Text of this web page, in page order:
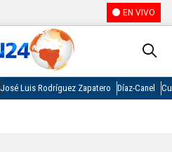
EN VIVO
José Luis Rodríguez Zapatero Díaz-Canel